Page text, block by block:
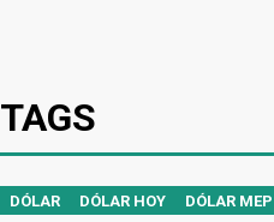
TAGS
DÓLAR DÓLAR HOY DÓLAR MEP